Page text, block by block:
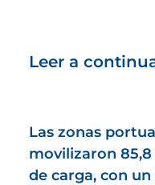
Leer a
Las zonas
movilizaron
de carga, con